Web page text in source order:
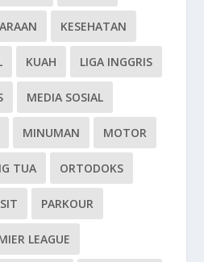
KESEHATAN
KUAH LIGA INGGRIS
MEDIA SOSIAL
MINUMAN MOTOR
TUA ORTODOKS
PARKOUR
LEAGUE